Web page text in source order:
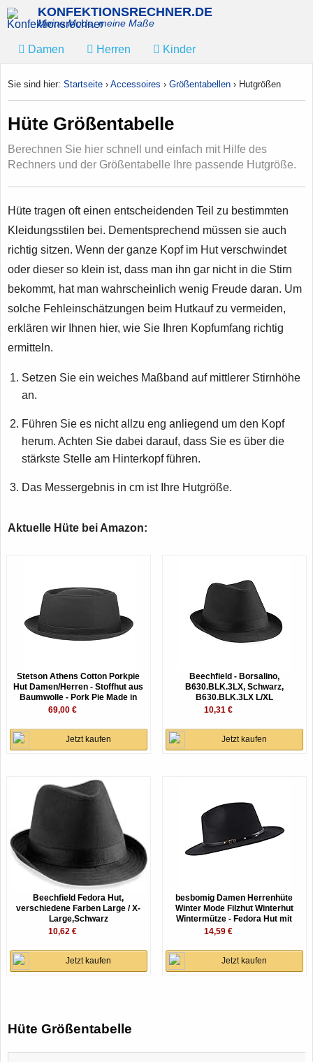
KONFEKTIONSRECHNER.DE
Meine Mode, meine Maße
Damen Herren Kinder
Sie sind hier: Startseite › Accessoires › Größentabellen › Hutgrößen
Hüte Größentabelle
Berechnen Sie hier schnell und einfach mit Hilfe des
Rechners und der Größentabelle Ihre passende Hutgröße.
Hüte tragen oft einen entscheidenden Teil zu bestimmten
Kleidungsstilen bei. Dementsprechend müssen sie auch
richtig sitzen. Wenn der ganze Kopf im Hut verschwindet
oder dieser so klein ist, dass man ihn gar nicht in die Stirn
bekommt, hat man wahrscheinlich wenig Freude daran. Um
solche Fehleinschätzungen beim Hutkauf zu vermeiden,
erklären wir Ihnen hier, wie Sie Ihren Kopfumfang richtig
ermitteln.
Setzen Sie ein weiches Maßband auf mittlerer Stirnhöhe
an.
Führen Sie es nicht allzu eng anliegend um den Kopf
herum. Achten Sie dabei darauf, dass Sie es über die
stärkste Stelle am Hinterkopf führen.
Das Messergebnis in cm ist Ihre Hutgröße.
Aktuelle Hüte bei Amazon:
Stetson Athens Cotton Porkpie
Hut Damen/Herren - Stoffhut aus
Baumwolle - Pork Pie Made in
Italy - Sommer/Winter - Herrenhut
69,00 €
Jetzt kaufen
Beechfield - Borsalino,
B630.BLK.3LX, Schwarz,
B630.BLK.3LX L/XL
10,31 €
Jetzt kaufen
Beechfield Fedora Hut,
verschiedene Farben Large / X-
Large,Schwarz
10,62 €
Jetzt kaufen
besbomig Damen Herrenhüte
Winter Mode Filzhut Winterhut
Wintermütze - Fedora Hut mit
breiter Krempe Filzhut
14,59 €
Jetzt kaufen
Hüte Größentabelle